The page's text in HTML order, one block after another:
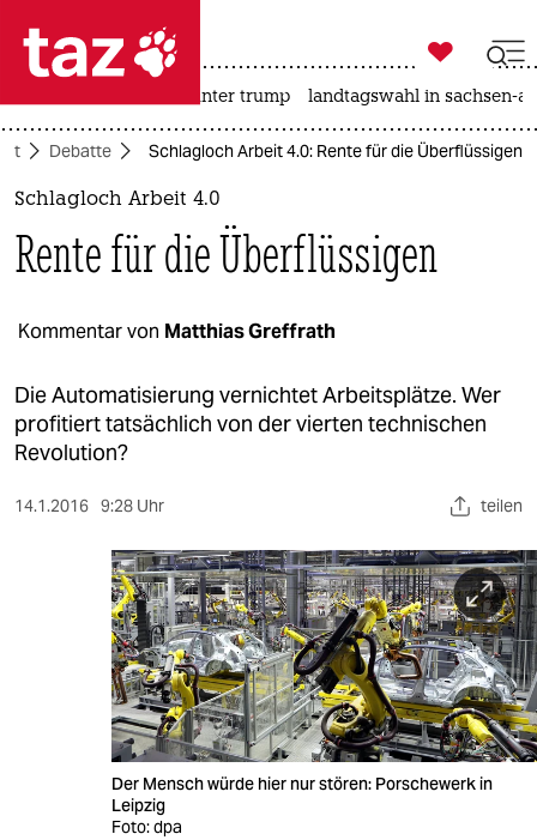
 taz zahl ich
taz zahl ich
themen
politik
öko
gesellschaft
kultur
wahrheit
veranstaltungen

taz zahl ich
usa unter trump landtagswahl in sachsen-
Debatte Schlagloch Arbeit 4.0: Rente für die Überflüssigen
Schlagloch Arbeit 4.0
Rente für die Überflüssigen
Kommentar von Matthias Greffrath
Die Automatisierung vernichtet Arbeitsplätze. Wer
profitiert tatsächlich von der vierten technischen
Revolution?
14.1.2016 9:28 Uhr teilen
Der Mensch würde hier nur stören: Porschewerk in
Leipzig
Foto: dpa